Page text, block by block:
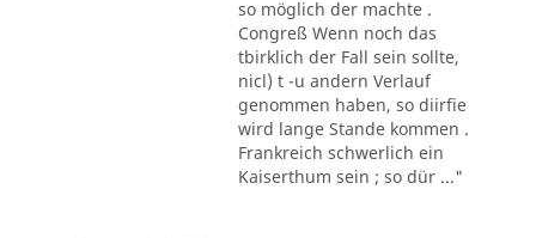
so möglich der machte .
Congreß Wenn noch das
tbirklich der Fall sein sollte,
nicl) t -u andern Verlauf
genommen haben, so diirfie
wird lange Stande kommen .
Frankreich schwerlich ein
Kaiserthum sein ; so dür ..."